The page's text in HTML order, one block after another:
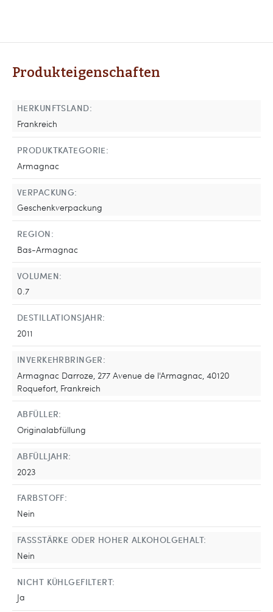
Produkteigenschaften
HERKUNFTSLAND:
Frankreich
PRODUKTKATEGORIE:
Armagnac
VERPACKUNG:
Geschenkverpackung
REGION:
Bas-Armagnac
VOLUMEN:
0.7
DESTILLATIONSJAHR:
2011
INVERKEHRBRINGER:
Armagnac Darroze, 277 Avenue de l'Armagnac, 40120
Roquefort, Frankreich
ABFÜLLER:
Originalabfüllung
ABFÜLLJAHR:
2023
FARBSTOFF:
Nein
FASSSTÄRKE ODER HOHER ALKOHOLGEHALT:
Nein
NICHT KÜHLGEFILTERT:
Ja